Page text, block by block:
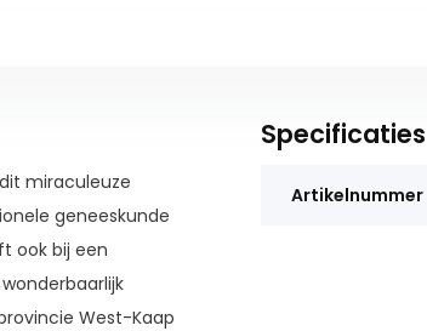
miraculeuze
geneeskunde
ook bij een
West-Kaap
Specificaties
Artikelnummer